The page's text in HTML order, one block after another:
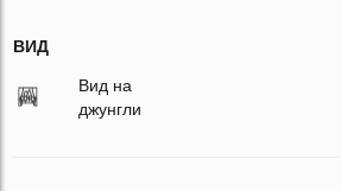
ВИД
Вид на
джунгли